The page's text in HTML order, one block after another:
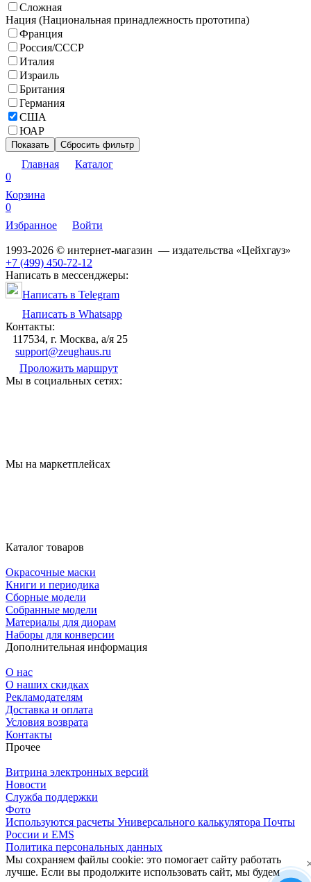
Сложная
Нация (Национальная принадлежность прототипа)
Франция
Россия/СССР
Италия
Израиль
Британия
Германия
США
ЮАР
Показать Сбросить фильтр
Главная
Каталог
0
Корзина
0
Избранное
Войти
1993-2026 © интернет-магазин — издательства «Цейхгауз»
+7 (499) 450-72-12
Написать в мессенджеры:
Написать в Telegram
Написать в Whatsapp
Контакты:
117534, г. Москва, а/я 25
support@zeughaus.ru
Проложить маршрут
Мы в социальных сетях:
Мы на маркетплейсах
Каталог товаров
Окрасочные маски
Книги и периодика
Сборные модели
Собранные модели
Материалы для диорам
Наборы для конверсии
Дополнительная информация
О нас
О наших скидках
Рекламодателям
Доставка и оплата
Условия возврата
Контакты
Прочее
Витрина электронных версий
Новости
Служба поддержки
Фото
Используются расчеты Универсального калькулятора Почты
России и EMS
Политика персональных данных
Мы сохраняем файлы cookie: это помогает сайту работать
лучше. Если вы продолжите использовать сайт, мы будем